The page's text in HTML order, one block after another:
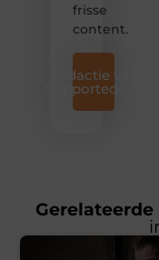
frisse
content.
Redactie van
Supportede.nl